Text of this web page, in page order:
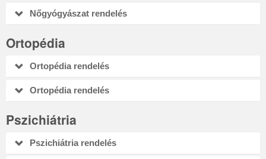
Nőgyógyászat rendelés
Ortopédia
Ortopédia rendelés
Ortopédia rendelés
Pszichiátria
Pszichiátria rendelés